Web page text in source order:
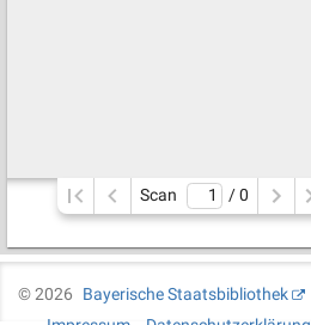
Scan / 0
©2026
Bayerische Staatsbibliothek